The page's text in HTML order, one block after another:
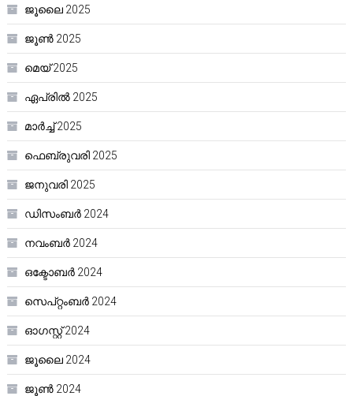
ജൂലൈ 2025
ജൂൺ 2025
മെയ്‌ 2025
ഏപ്രിൽ 2025
മാർച്ച്‌ 2025
ഫെബ്രുവരി 2025
ജനുവരി 2025
ഡിസംബർ 2024
നവംബർ 2024
ഒക്ടോബർ 2024
സെപ്റ്റംബർ 2024
ഓഗസ്റ്റ്‌ 2024
ജൂലൈ 2024
ജൂൺ 2024